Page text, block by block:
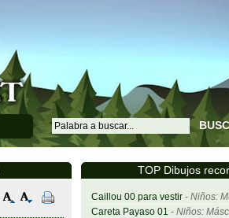
TOP Dibujos
Caillou 00 para vestir- Niños:
Careta Payaso 01 - Niños: